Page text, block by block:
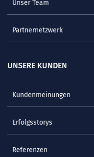
Unser Team
Partnernetzwerk
UNSERE KUNDEN
Kundenmeinungen
Erfolgsstorys
Referenzen